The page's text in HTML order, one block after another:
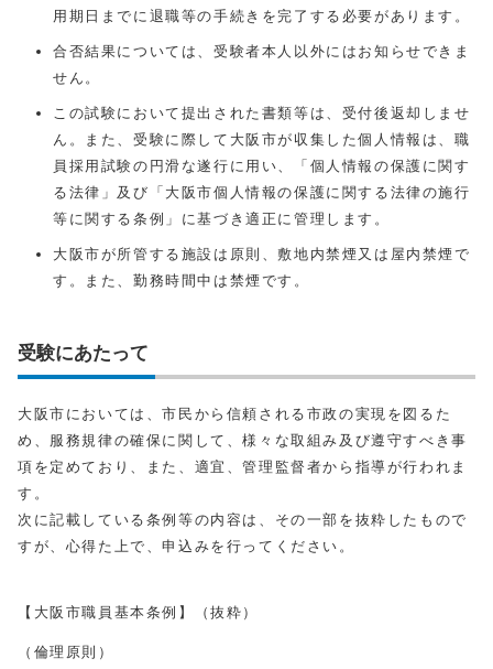
用期日までに退職等の手続きを完了する必要があります。
合否結果については、受験者本人以外にはお知らせできま
せん。
この試験において提出された書類等は、受付後返却しませ
ん。また、受験に際して大阪市が収集した個人情報は、職
員採用試験の円滑な遂行に用い、「個人情報の保護に関す
る法律」及び「大阪市個人情報の保護に関する法律の施行
等に関する条例」に基づき適正に管理します。
大阪市が所管する施設は原則、敷地内禁煙又は屋内禁煙で
す。また、勤務時間中は禁煙です。
受験にあたって
大阪市においては、市民から信頼される市政の実現を図るた
め、服務規律の確保に関して、様々な取組み及び遵守すべき事
項を定めており、また、適宜、管理監督者から指導が行われま
す。
次に記載している条例等の内容は、その一部を抜粋したもので
すが、心得た上で、申込みを行ってください。
【大阪市職員基本条例】（抜粋）
（倫理原則）